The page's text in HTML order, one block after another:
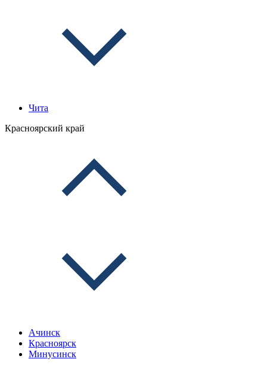
Чита
Красноярский край
Ачинск
Красноярск
Минусинск